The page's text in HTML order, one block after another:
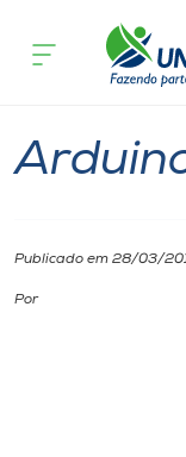
Cursos
Atendimento ao
Publicado em 28/03/
Por